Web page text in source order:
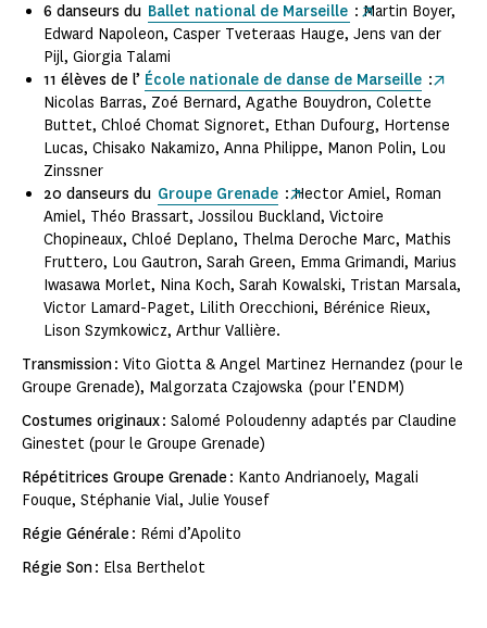
6 danseurs du Ballet national de Marseille : Martin Boyer,
Edward Napoleon, Casper Tveteraas Hauge, Jens van der
Pijl, Giorgia Talami
11 élèves de l’ École nationale de danse de Marseille :
Nicolas Barras, Zoé Bernard, Agathe Bouydron, Colette
Buttet, Chloé Chomat Signoret, Ethan Dufourg, Hortense
Lucas, Chisako Nakamizo, Anna Philippe, Manon Polin, Lou
Zinssner
20 danseurs du Groupe Grenade : Hector Amiel, Roman
Amiel, Théo Brassart, Jossilou Buckland, Victoire
Chopineaux, Chloé Deplano, Thelma Deroche Marc, Mathis
Fruttero, Lou Gautron, Sarah Green, Emma Grimandi, Marius
Iwasawa Morlet, Nina Koch, Sarah Kowalski, Tristan Marsala,
Victor Lamard-Paget, Lilith Orecchioni, Bérénice Rieux,
Lison Szymkowicz, Arthur Vallière.
Transmission: Vito Giotta & Angel Martinez Hernandez (pour le
Groupe Grenade), Malgorzata Czajowska (pour l’ENDM)
Costumes originaux: Salomé Poloudenny adaptés par Claudine
Ginestet (pour le Groupe Grenade)
Répétitrices Groupe Grenade : Kanto Andrianoely, Magali
Fouque, Stéphanie Vial, Julie Yousef
Régie Générale : Rémi d’Apolito
Régie Son: Elsa Berthelot